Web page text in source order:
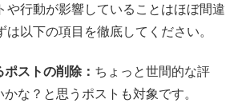
や行動が影響していることはほぼ間違
は以下の項目を徹底してください。
ストの削除： ちょっと世間的な評
な？と思うポストも対象です。